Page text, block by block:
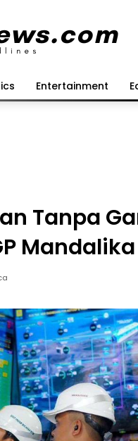
Entertainment
Tanpa